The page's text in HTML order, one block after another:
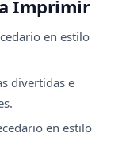
Imprimir
en estilo
divertidas e
en estilo